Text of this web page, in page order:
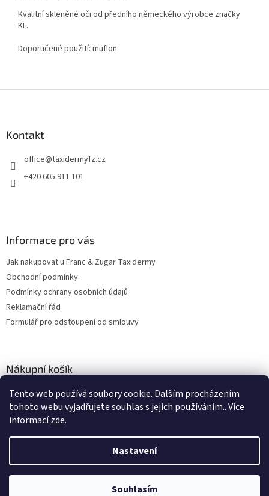
Tento web používá soubory cookie. Dalším procházením
tohoto webu vyjadřujete souhlas s jejich používáním.. Více
informacízde.
Nastavení
Souhlasím
Kvalitní skleněné oči od předního německého výrobce značky
KL.
Doporučené použití: muflon.
Kontakt
office@taxidermyfz.cz
+420 605 911 101
Informace pro vás
Jak nakupovat u Franc & Zugar Taxidermy
Obchodní podmínky
Podmínky ochrany osobních údajů
Reklamační řád
Formulář pro odstoupení od smlouvy
Nákupní košík
0KS /0 KČ
Copyright 2026Franc & Zugar Taxidermy s.r.o.. Všechna práva
Upravit nastavení cookies